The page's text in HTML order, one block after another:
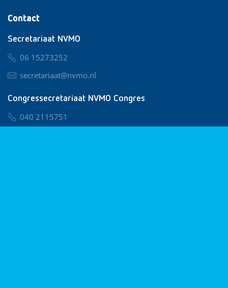
Contact
Secretariaat NVMO
06 15273252
secretariaat@nvmo.nl
Congressecretariaat NVMO Congres
040 2115751